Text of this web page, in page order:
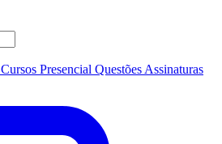
Cursos Presencial Questões Assinaturas